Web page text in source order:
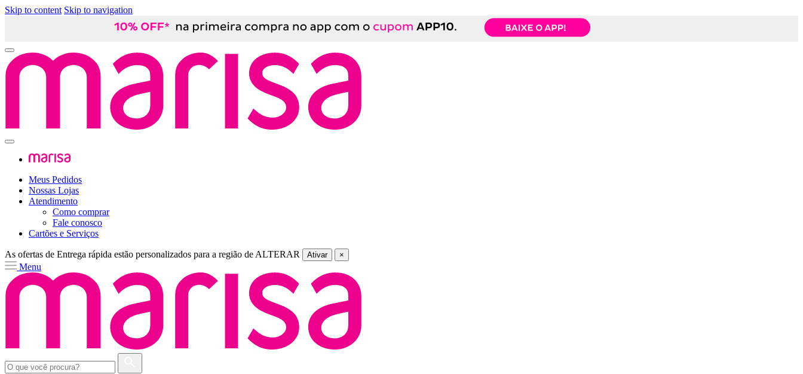
Skip to content Skip to navigation
Meus Pedidos
Nossas Lojas
Atendimento
Como comprar
Fale conosco
Cartões e Serviços
As ofertas de Entrega rápida estão personalizados para a região de ALTERAR Ativar ×
Menu